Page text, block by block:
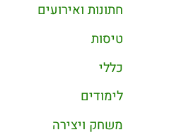
חתונות ואירועים
טיסות
כללי
לימודים
משחק ויצירה